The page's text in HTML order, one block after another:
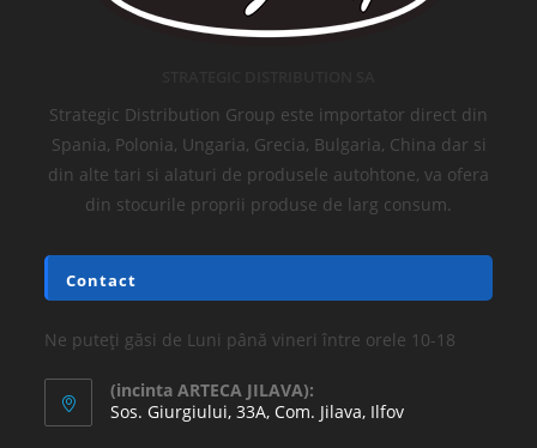
Strategic Distribution Group este importator direct din
Spania, Polonia, Ungaria, Grecia, Bulgaria, China dar si
din alte tari si alaturi de produsele autohtone, va ofera
din stocurile proprii produse de larg consum.
Contact
Ne puteți găsi de Luni până vineri între orele 10-18
(incinta ARTECA JILAVA):
Sos. Giurgiului, 33A, Com. Jilava, Ilfov